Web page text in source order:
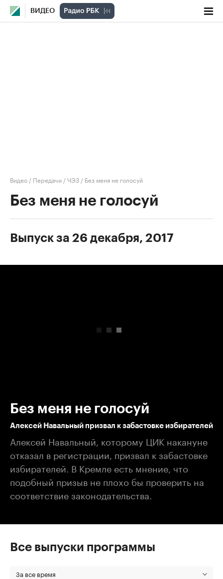
ВИДЕО
Видео / Передачи /ЧЭЗ / Без меня не голосуй
Без меня не голосуй
Выпуск за 26 декабря, 2017
Без меня не голосуй
Алексей Навальный призвал к забастовке избирателей
Алексей Навальный, которому ЦИК накануне
отказал в регистрации, призвал к забастовке
избирателей. В Кремле есть мнение, что
подобный призыв не плохо бы проверить на
соответствие законодательства.
Все выпуски программы
За все время